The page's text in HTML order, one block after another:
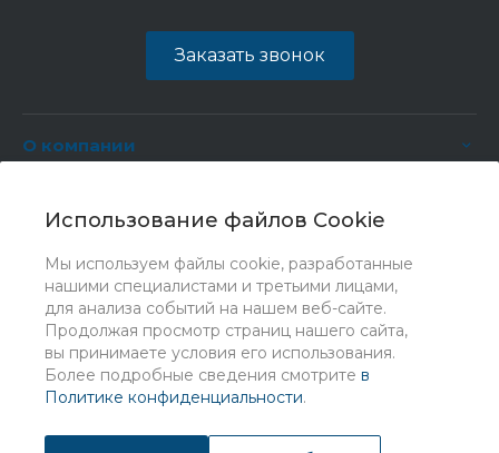
Использование файлов Cookie
Мы используем файлы cookie, разработанные
нашими специалистами и третьими лицами,
для анализа событий на нашем веб-сайте.
Продолжая просмотр страниц нашего сайта,
вы принимаете условия его использования.
Более подробные сведения смотрите в
Политике конфиденциальности.
Заказать звонок
О компании
Услуги